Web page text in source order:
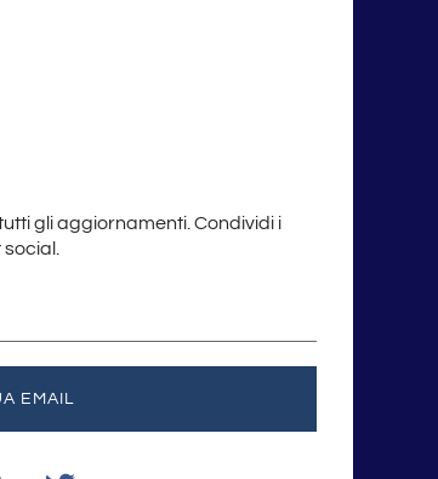
gli aggiornamenti. Condividi i
EMAIL
T